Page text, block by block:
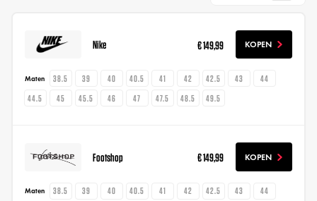
Nike € 149,99 KOPEN
Maten 38.5 39 40 40.5 41 42 42.5 43
44
44.5
45 45.5 46 47 47.5 48.5 49.5
Footshop € 149,99 KOPEN
Maten 38.5 39 40 40.5 41 42 42.5 43
44